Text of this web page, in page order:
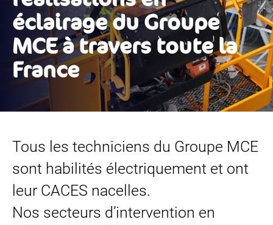
éclairage du Groupe
MCE à travers toute la
France
Tous les techniciens du Groupe MCE
sont habilités électriquement et ont
leur CACES nacelles.
Nos secteurs d’intervention en